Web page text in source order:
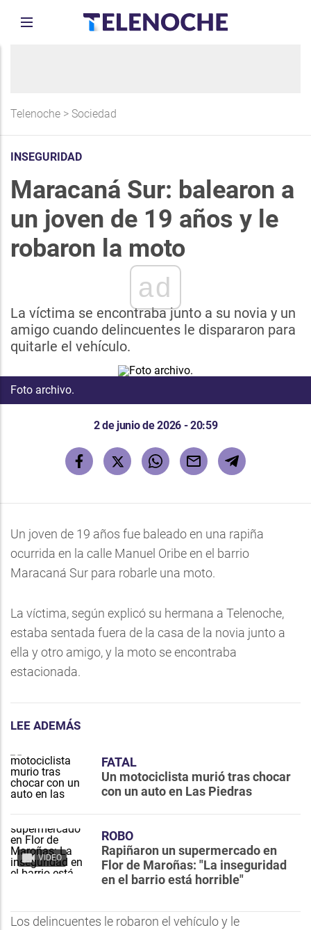
Telenoche > Sociedad
INSEGURIDAD
Maracaná Sur: balearon a
un joven de 19 años y le
robaron la moto
ad
La víctima se encontraba junto a su novia y un
amigo cuando delincuentes le dispararon para
quitarle el vehículo.
Foto archivo.
2 de junio de 2026 - 20:59
Un joven de 19 años fue baleado en una rapiña
ocurrida en la calle Manuel Oribe en el barrio
Maracaná Sur para robarle una moto.
La víctima, según explicó su hermana a Telenoche,
estaba sentada fuera de la casa de la novia junto a
ella y otro amigo, y la moto se encontraba
estacionada.
LEE ADEMÁS
FATAL
Un motociclista murió tras chocar
con un auto en Las Piedras
VIDEO
ROBO
Rapiñaron un supermercado en
Flor de Maroñas: "La inseguridad
en el barrio está horrible"
Los delincuentes le robaron el vehículo y le